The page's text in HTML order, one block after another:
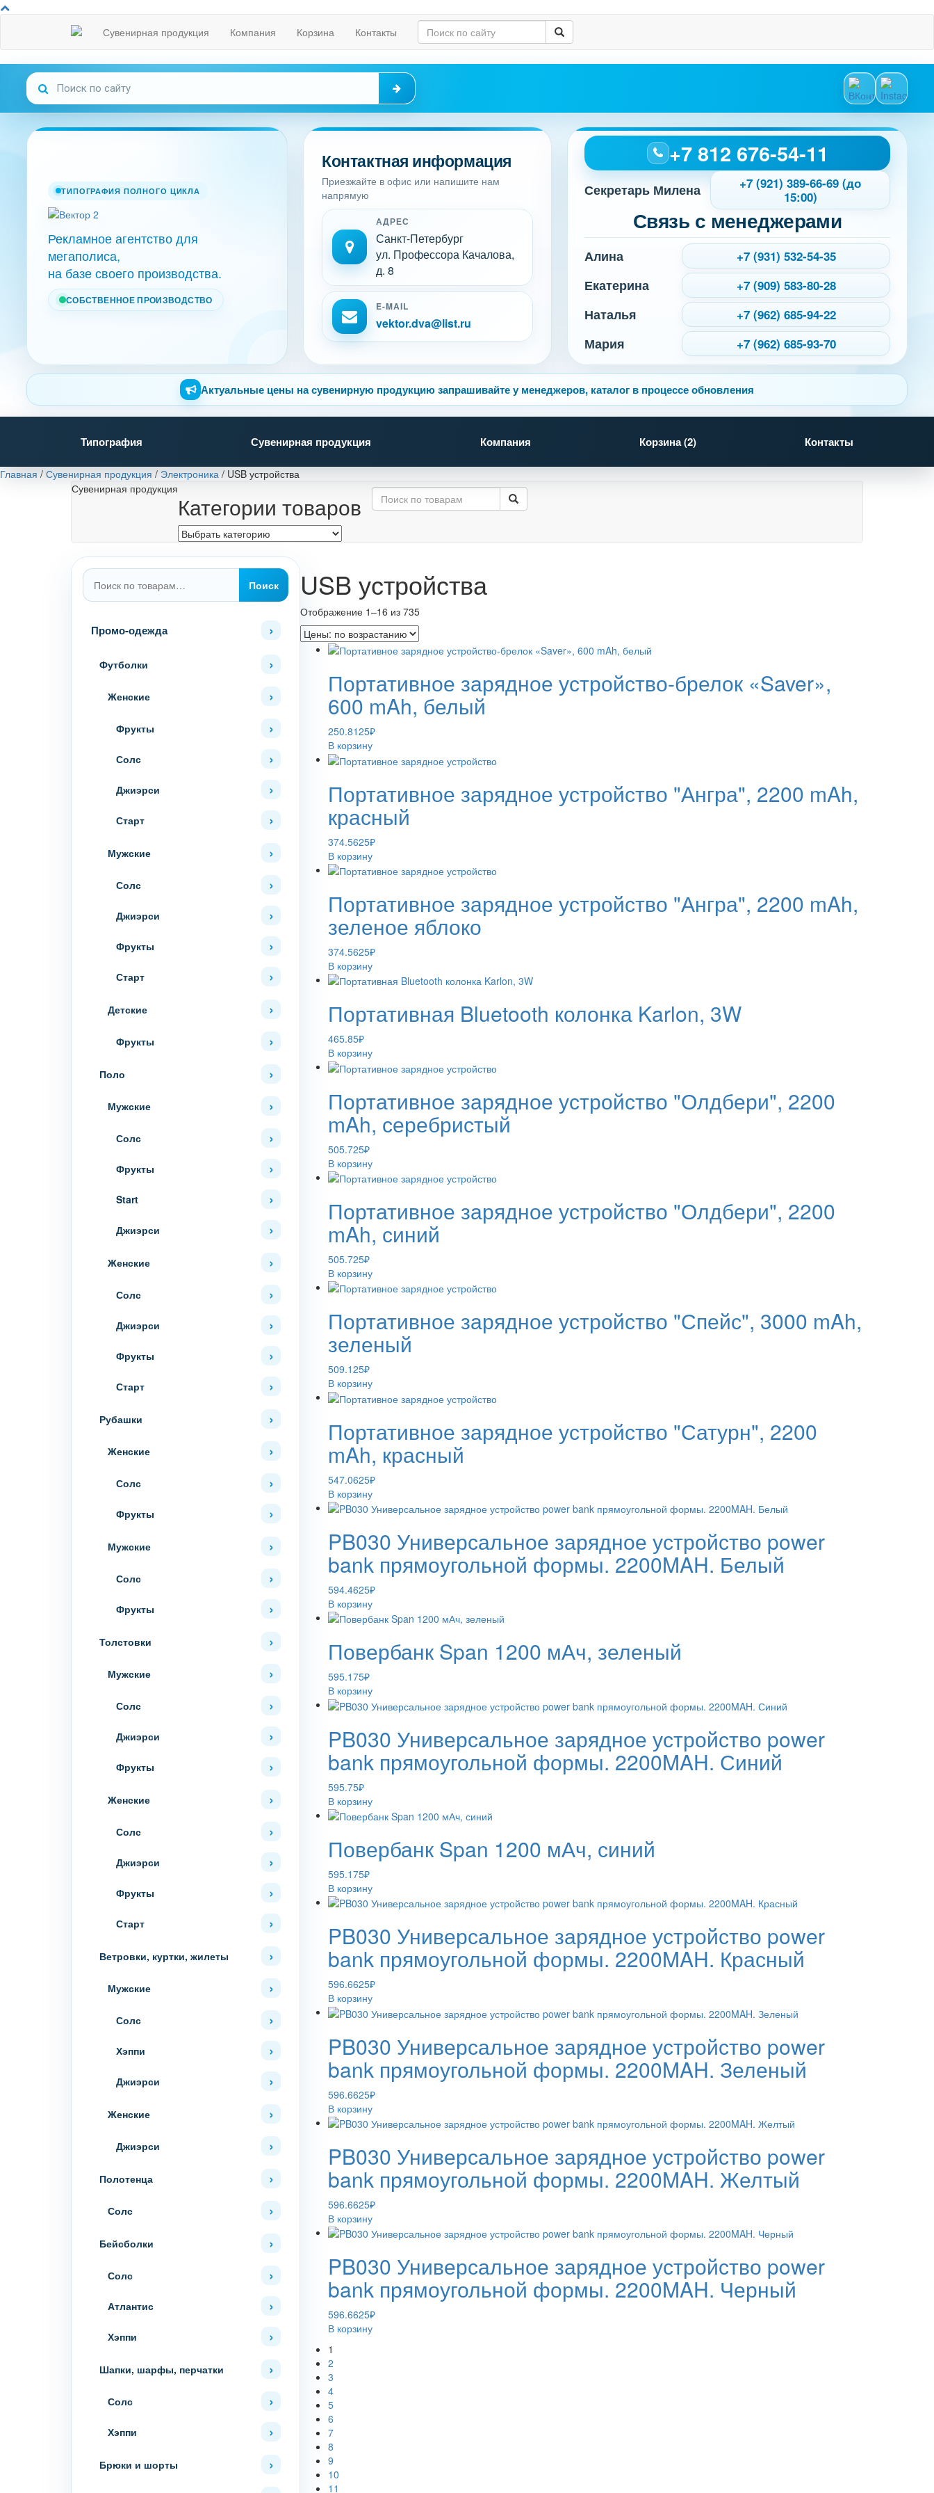
Сувенирная продукция Компания Корзина Контакты
ТИПОГРАФИЯ ПОЛНОГО ЦИКЛА
Рекламное агентство для
мегаполиса,
на базе своего производства.
СОБСТВЕННОЕ ПРОИЗВОДСТВО
Контактная информация
Приезжайте в офис или напишите нам
напрямую
АДРЕС
Санкт-Петербург
ул. Профессора Качалова,
д. 8
E-MAIL
vektor.dva@list.ru
+7 812 676-54-11
Секретарь Милена
+7 (921) 389-66-69 (до
15:00)
Связь с менеджерами
Алина +7 (931) 532-54-35
Екатерина +7 (909) 583-80-28
Наталья +7 (962) 685-94-22
Мария +7 (962) 685-93-70
Актуальные цены на сувенирную продукцию запрашивайте у менеджеров, каталог в процессе обновления
Типография Сувенирная продукция Компания Корзина (2) Контакты
Главная / Сувенирная продукция / Электроника / USB устройства
Сувенирная продукция
Категории товаров
Искать:
Поиск
Промо-одежда
Футболки
Женские
Фрукты
Солс
Джиэрси
Старт
Мужские
Солс
Джиэрси
Фрукты
Старт
Детские
Фрукты
Поло
Мужские
Солс
Фрукты
Start
Джиэрси
Женские
Солс
Джиэрси
Фрукты
Старт
Рубашки
Женские
Солс
Фрукты
Мужские
Солс
Фрукты
Толстовки
Мужские
Солс
Джиэрси
Фрукты
Женские
Солс
Джиэрси
Фрукты
Старт
Ветровки, куртки, жилеты
Мужские
Солс
Хэппи
Джиэрси
Женские
Джиэрси
Полотенца
Солс
Бейсболки
Солс
Атлантис
Хэппи
Шапки, шарфы, перчатки
Солс
Хэппи
Брюки и шорты
USB устройства
Отображение 1–16 из 735
Портативное зарядное устройство-брелок «Saver»,
600 mAh, белый
250.8125₽
В корзину
Портативное зарядное устройство "Ангра", 2200 mAh,
красный
374.5625₽
В корзину
Портативное зарядное устройство "Ангра", 2200 mAh,
зеленое яблоко
374.5625₽
В корзину
Портативная Bluetooth колонка Karlon, 3W
465.85₽
В корзину
Портативное зарядное устройство "Олдбери", 2200
mAh, серебристый
505.725₽
В корзину
Портативное зарядное устройство "Олдбери", 2200
mAh, синий
505.725₽
В корзину
Портативное зарядное устройство "Спейс", 3000 mAh,
зеленый
509.125₽
В корзину
Портативное зарядное устройство "Сатурн", 2200
mAh, красный
547.0625₽
В корзину
PB030 Универсальное зарядное устройство power
bank прямоугольной формы. 2200MAH. Белый
594.4625₽
В корзину
Повербанк Span 1200 мАч, зеленый
595.175₽
В корзину
PB030 Универсальное зарядное устройство power
bank прямоугольной формы. 2200MAH. Синий
595.75₽
В корзину
Повербанк Span 1200 мАч, синий
595.175₽
В корзину
PB030 Универсальное зарядное устройство power
bank прямоугольной формы. 2200MAH. Красный
596.6625₽
В корзину
PB030 Универсальное зарядное устройство power
bank прямоугольной формы. 2200MAH. Зеленый
596.6625₽
В корзину
PB030 Универсальное зарядное устройство power
bank прямоугольной формы. 2200MAH. Желтый
596.6625₽
В корзину
PB030 Универсальное зарядное устройство power
bank прямоугольной формы. 2200MAH. Черный
596.6625₽
В корзину
1
2
3
4
5
6
7
8
9
10
11